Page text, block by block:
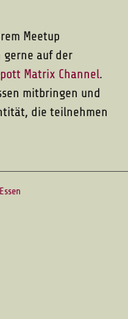
Meetup
gerne auf der
Matrix Channel.
mitbringen und
die teilnehmen